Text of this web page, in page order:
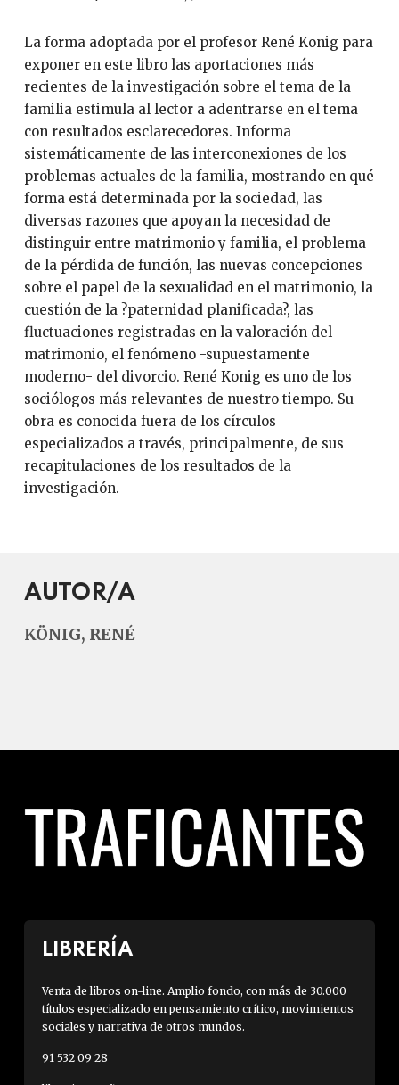
La forma adoptada por el profesor René Konig para
exponer en este libro las aportaciones más
recientes de la investigación sobre el tema de la
familia estimula al lector a adentrarse en el tema
con resultados esclarecedores. Informa
sistemáticamente de las interconexiones de los
problemas actuales de la familia, mostrando en qué
forma está determinada por la sociedad, las
diversas razones que apoyan la necesidad de
distinguir entre matrimonio y familia, el problema
de la pérdida de función, las nuevas concepciones
sobre el papel de la sexualidad en el matrimonio, la
cuestión de la ?paternidad planificada?, las
fluctuaciones registradas en la valoración del
matrimonio, el fenómeno -supuestamente
moderno- del divorcio. René Konig es uno de los
sociólogos más relevantes de nuestro tiempo. Su
obra es conocida fuera de los círculos
especializados a través, principalmente, de sus
recapitulaciones de los resultados de la
investigación.
AUTOR/A
KÖNIG, RENÉ
LIBRERÍA
Venta de libros on-line. Amplio fondo, con más de 30.000
títulos especializado en pensamiento crítico, movimientos
sociales y narrativa de otros mundos.
91 532 09 28